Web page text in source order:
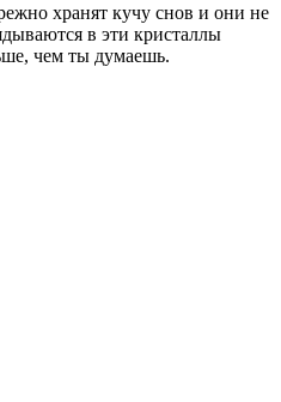
хранят кучу снов и они не
в эти кристаллы
чем ты думаешь.